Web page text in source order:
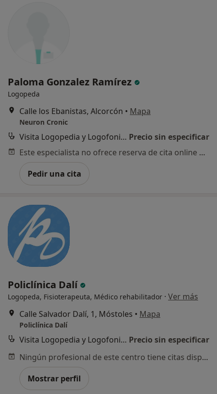
Paloma Gonzalez Ramírez
Logopeda
Calle los Ebanistas, Alcorcón • Mapa
Neuron Cronic
Visita Logopedia y Logofoniatría Precio sin especificar
Este especialista no ofrece reserva de cita online en esta dirección.
Pedir una cita
Policlínica Dalí
Logopeda, Fisioterapeuta, Médico rehabilitador · Ver más
Calle Salvador Dalí, 1, Móstoles • Mapa
Policlínica Dalí
Visita Logopedia y Logofoniatría Precio sin especificar
Ningún profesional de este centro tiene citas disponibles
Mostrar perfil